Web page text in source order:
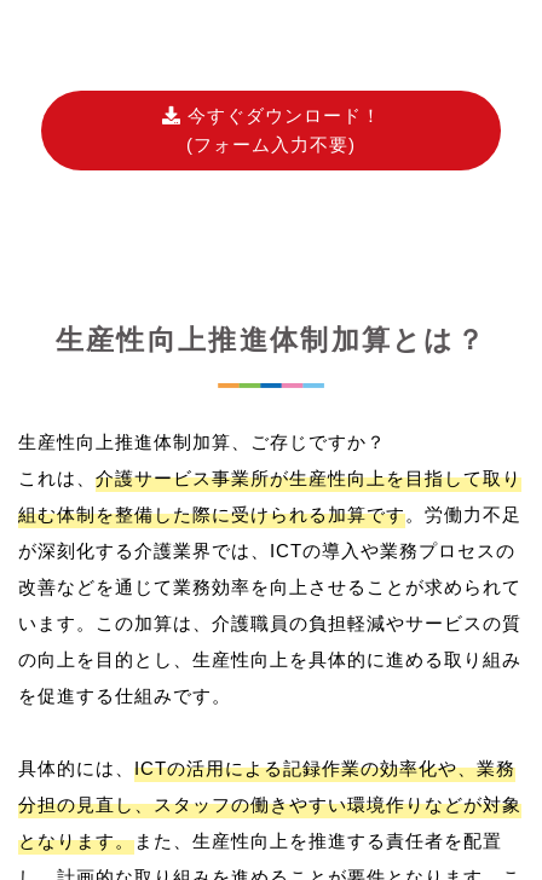
今すぐダウンロード！
(フォーム入力不要)
生産性向上推進体制加算とは？
生産性向上推進体制加算、ご存じですか？
これは、 介護サービス事業所が生産性向上を目指して取り
組む体制を整備した際に受けられる加算です。労働力不足
が深刻化する介護業界では、ICTの導入や業務プロセスの
改善などを通じて業務効率を向上させることが求められて
います。この加算は、介護職員の負担軽減やサービスの質
の向上を目的とし、生産性向上を具体的に進める取り組み
を促進する仕組みです。
具体的には、 ICTの活用による記録作業の効率化や、業務
分担の見直し、スタッフの働きやすい環境作りなどが対象
となります。また、生産性向上を推進する責任者を配置